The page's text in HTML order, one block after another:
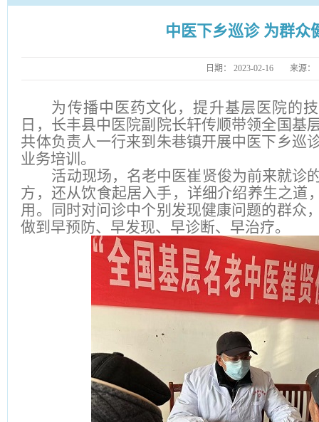
中医下乡巡诊 为群众
日期： 2023-02-16 来源：
为传播中医药文化，提升基层医院的
日，长丰县中医院副院长轩传顺带领全国基
共体负责人一行来到朱巷镇开展中医下乡巡
业务培训。
活动现场，名老中医崔贤俊为前来就诊
方，还从饮食起居入手，详细介绍养生之道
用。同时对问诊中个别发现健康问题的群众
做到早预防、早发现、早诊断、早治疗。